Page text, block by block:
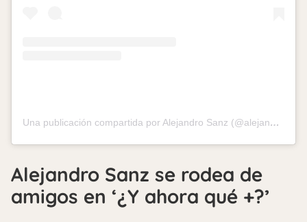
Una publicación compartida por Alejandro Sanz (@alejandrosanz)
Alejandro Sanz se rodea de
amigos en ‘¿Y ahora qué +?’